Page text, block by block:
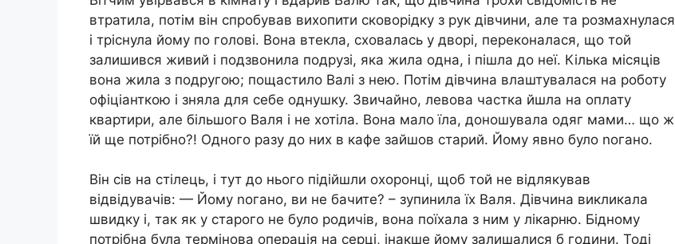
втратила, потім він спробував вихопити сковорідку з рук дівчини, але та розмахнулася
і тріснула йому по голові. Вона втекла, сховалась у дворі, переконалася, що той
залишився живий і подзвонила подрузі, яка жила одна, і пішла до неї. Кілька місяців
вона жила з подругою; пощастило Валі з нею. Потім дівчина влаштувалася на роботу
офіціанткою і зняла для себе однушку. Звичайно, левова частка йшла на оплату
квартири, але більшого Валя і не хотіла. Вона мало їла, доношувала одяг мами… що ж
їй ще потрібно?! Одного разу до них в кафе зайшов старий. Йому явно було nогано.
Він сів на стілець, і тут до нього підійшли охоронці, щоб той не відлякував
відвідувачів: — Йому nогано, ви не бачите? – зупинила їх Валя. Дівчина викликала
швидку і, так як у старого не було родичів, вона поїхала з ним у лікарню. Бідному
потрібна була термінова операція на серці, інакше йому залишалися б години. Тоді